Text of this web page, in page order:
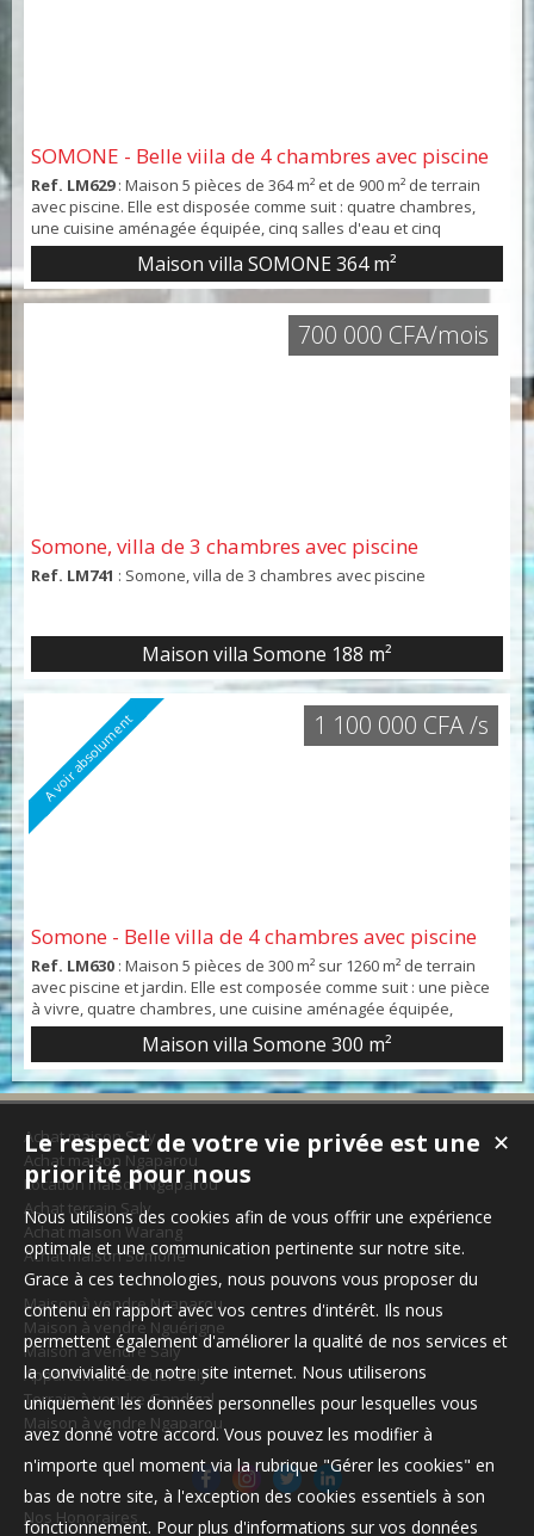
SOMONE - Belle viila de 4 chambres avec piscine
Ref. LM629: Maison 5 pièces de 364 m² et de 900 m² de terrain
avec piscine. Elle est disposée comme suit : quatre chambres,
une cuisine aménagée équipée, cinq salles d'eau et cinq
toilettes. En annexe, il y a deux terrasses et une place de
parking. Intérieur en bon état. Vue sur un jardin.
Maison villa SOMONE364 m²
Somone, villa de 3 chambres avec piscine
Ref. LM741 : Somone, villa de 3 chambres avec piscine
Maison villa Somone 188 m²
700 000 CFA/mois
A voir absolument
Somone - Belle villa de 4 chambres avec piscine
Ref. LM630 : Maison 5 pièces de 300 m² sur 1260 m² de terrain
avec piscine et jardin. Elle est composée comme suit : une pièce
à vivre, quatre chambres, une cuisine aménagée équipée,
quatre salles d'eau et six toilettes. En complément, on trouve
deux places de parking et une terrasse. Intérieur en excellent
état. Vue sur un jardin.
Maison villa Somone 300 m²
1 100 000 CFA /s
Achat maison Saly
Achat maison Ngaparou
Location maison Ngaparou
Achat terrain Saly
Achat maison Warang
Achat maison Somone
Maison à vendre Ngaparou
Maison à vendre Nguérigne
Maison à vendre Saly
Appartement à louer Saly
Terrain à vendre Gandigal
Maison à vendre Ngaparou
Nos Honoraires
✕
Le respect de votre vie privée est une
priorité pour nous
Nous utilisons des cookies afin de vous offrir une expérience
optimale et une communication pertinente sur notre site.
Grace à ces technologies, nous pouvons vous proposer du
contenu en rapport avec vos centres d'intérêt. Ils nous
permettent également d'améliorer la qualité de nos services et
la convivialité de notre site internet. Nous utiliserons
uniquement les données personnelles pour lesquelles vous
avez donné votre accord. Vous pouvez les modifier à
n'importe quel moment via la rubrique "Gérer les cookies" en
bas de notre site, à l'exception des cookies essentiels à son
fonctionnement. Pour plus d'informations sur vos données